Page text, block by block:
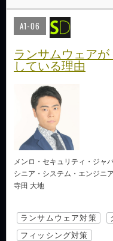
A1-06
ランサムウェア
している理由
メンロ・セキュリティ・ジャパ
シニア・システム・エンジニ
寺田 大地
ランサムウェア対策
フィッシング対策